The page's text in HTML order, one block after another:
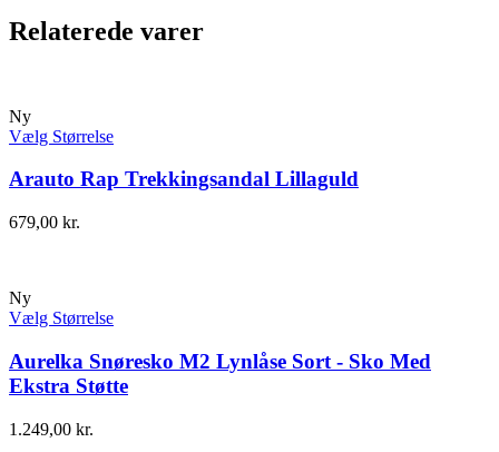
Relaterede varer
Ny
Vælg Størrelse
Arauto Rap Trekkingsandal Lillaguld
679,00 kr.
Ny
Vælg Størrelse
Aurelka Snøresko M2 Lynlåse Sort - Sko Med
Ekstra Støtte
1.249,00 kr.